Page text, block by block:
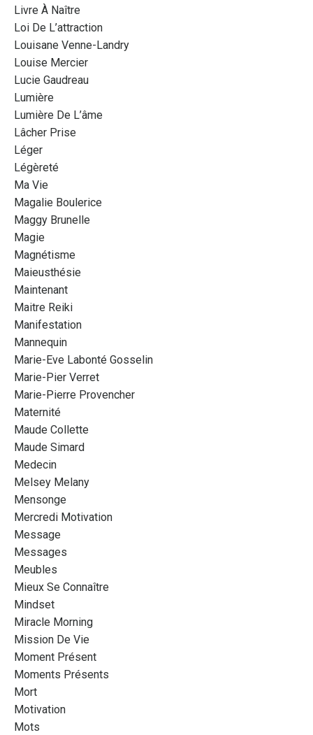
Livre À Naître
Loi De L’attraction
Louisane Venne-Landry
Louise Mercier
Lucie Gaudreau
Lumière
Lumière De L’âme
Lâcher Prise
Léger
Légèreté
Ma Vie
Magalie Boulerice
Maggy Brunelle
Magie
Magnétisme
Maieusthésie
Maintenant
Maitre Reiki
Manifestation
Mannequin
Marie-Eve Labonté Gosselin
Marie-Pier Verret
Marie-Pierre Provencher
Maternité
Maude Collette
Maude Simard
Medecin
Melsey Melany
Mensonge
Mercredi Motivation
Message
Messages
Meubles
Mieux Se Connaître
Mindset
Miracle Morning
Mission De Vie
Moment Présent
Moments Présents
Mort
Motivation
Mots